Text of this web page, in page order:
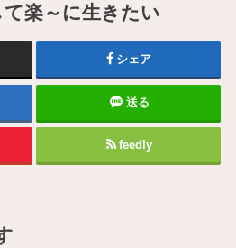
楽～に生きたい
シェア
送る
feedly